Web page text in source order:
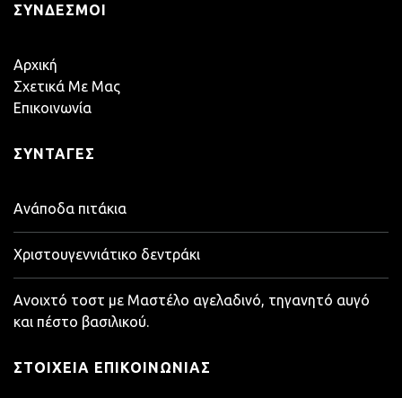
ΣΎΝΔΕΣΜΟΙ
Αρχική
Σχετικά Με Μας
Επικοινωνία
ΣΥΝΤΑΓΈΣ
Ανάποδα πιτάκια
Χριστουγεννιάτικο δεντράκι
Ανοιχτό τοστ με Μαστέλο αγελαδινό, τηγανητό αυγό
και πέστο βασιλικού.
ΣΤΟΙΧΕΊΑ ΕΠΙΚΟΙΝΩΝΊΑΣ